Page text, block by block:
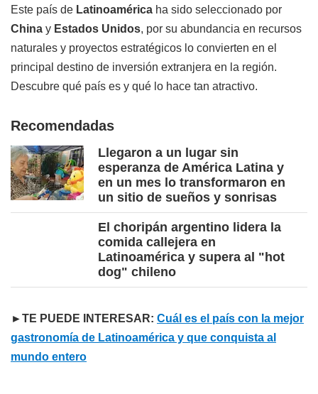
Este país de Latinoamérica ha sido seleccionado por
China y Estados Unidos, por su abundancia en recursos
naturales y proyectos estratégicos lo convierten en el
principal destino de inversión extranjera en la región.
Descubre qué país es y qué lo hace tan atractivo.
Recomendadas
Llegaron a un lugar sin
esperanza de América Latina y
en un mes lo transformaron en
un sitio de sueños y sonrisas
El choripán argentino lidera la
comida callejera en
Latinoamérica y supera al "hot
dog" chileno
►TE PUEDE INTERESAR: Cuál es el país con la mejor
gastronomía de Latinoamérica y que conquista al
mundo entero